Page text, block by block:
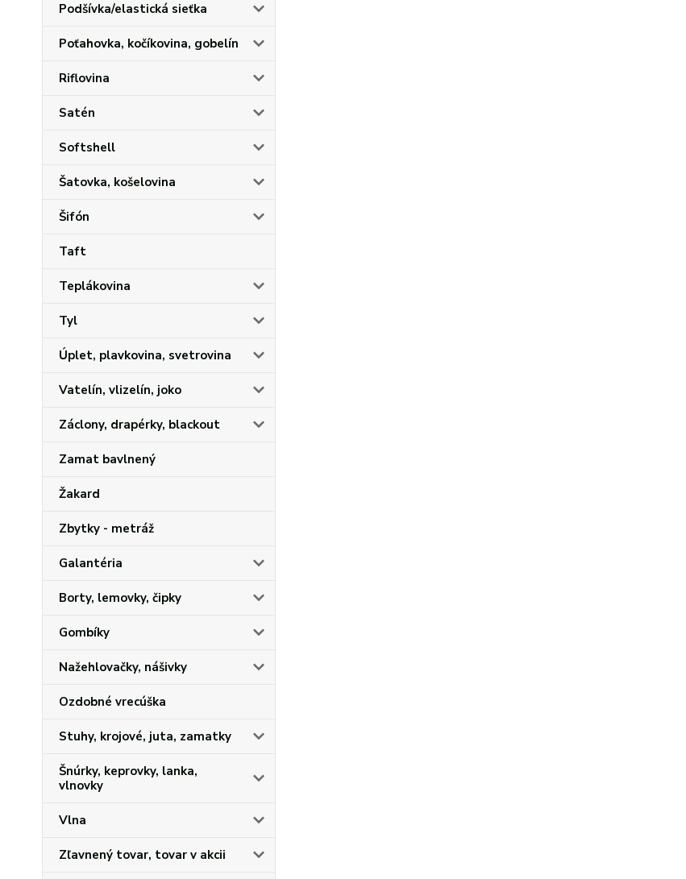
Podšívka/elastická sieťka
Poťahovka, kočíkovina, gobelín
Riflovina
Satén
Softshell
Šatovka, košelovina
Šifón
Taft
Teplákovina
Tyl
Úplet, plavkovina, svetrovina
Vatelín, vlizelín, joko
Záclony, drapérky, blackout
Zamat bavlnený
Žakard
Zbytky - metráž
Galantéria
Borty, lemovky, čipky
Gombíky
Nažehlovačky, nášivky
Ozdobné vrecúška
Stuhy, krojové, juta, zamatky
Šnúrky, keprovky, lanka,
vlnovky
Vlna
Zľavnený tovar, tovar v akcii